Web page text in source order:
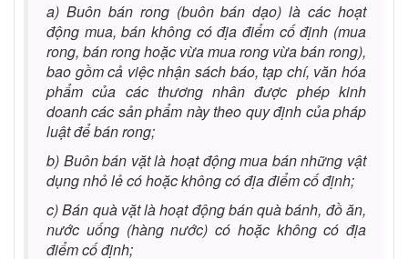
a) Buôn bán rong (buôn bán dạo) là các hoạt
động mua, bán không có địa điểm cố định (mua
rong, bán rong hoặc vừa mua rong vừa bán rong),
bao gồm cả việc nhận sách báo, tạp chí, văn hóa
phẩm của các thương nhân được phép kinh
doanh các sản phẩm này theo quy định của pháp
luật để bán rong;
b) Buôn bán vặt là hoạt động mua bán những vật
dụng nhỏ lẻ có hoặc không có địa điểm cố định;
c) Bán quà vặt là hoạt động bán quà bánh, đồ ăn,
nước uống (hàng nước) có hoặc không có địa
điểm cố định;